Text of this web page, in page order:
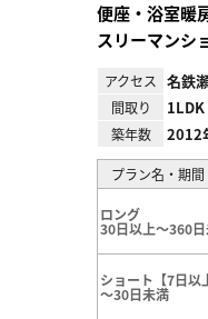
便座・浴室暖
スリーマンシ
アクセス 名鉄
間取り 1LDK
築年数 2012
プラン名・期間
ロング
30日以上～360
ショート【7日以
～30日未満